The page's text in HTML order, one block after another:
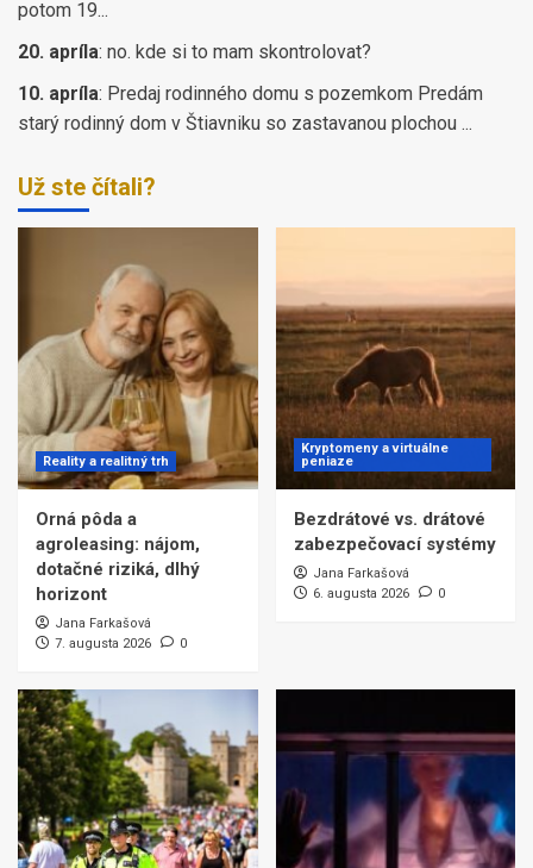
potom 19...
20. apríla: no. kde si to mam skontrolovat?
10. apríla: Predaj rodinného domu s pozemkom Predám
starý rodinný dom v Štiavniku so zastavanou plochou ...
Už ste čítali?
Reality a realitný trh
Orná pôda a
agroleasing: nájom,
dotačné riziká, dlhý
horizont
Jana Farkašová
7. augusta 2026
0
Kryptomeny a virtuálne
peniaze
Bezdrátové vs. drátové
zabezpečovací systémy
Jana Farkašová
6. augusta 2026
0